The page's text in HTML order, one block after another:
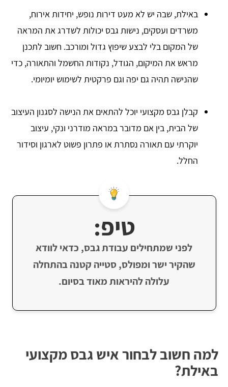
באילת, שבה יש לא מעט דירות נופש, יחידות אירוח,
משרדים ועסקים, נישות גבס יכולות לשדרג את המראה
של המקום בלי לבצע שיפוץ גדול ומורכב. חשוב לתכנן
מראש את המיקום, הגודל, נקודות החשמל והתאורה, כדי
שהנישה תהיה גם יפה וגם פרקטית לשימוש יומיומי.
קבלן גבס מקצועי יוכל להתאים את הנישה לסגנון העיצוב
של הבית, בין אם מדובר במראה מודרני ונקי, עיצוב
יוקרתי עם תאורה נסתרת או פתרון פשוט לארגון וסידור
החלל.
טיפ:
לפני שמתחילים עבודת גבס, כדאי לוודא
שהקיר ישר ומפולס, סטייה קטנה בהתחלה
עלולה להיראות מאוד בסיום.
למה חשוב לבחור איש גבס מקצועי
באילת?